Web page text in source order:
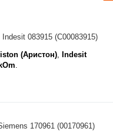
083915 (C00083915)
(Аристон), Indesit
.
170961 (00170961)